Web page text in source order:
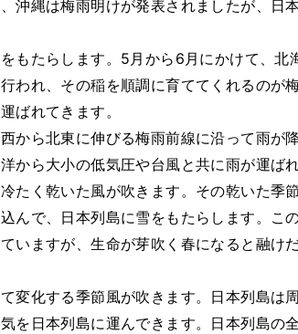
沖縄は梅雨明けが発表されましたが、日
もたらします。5月から6月にかけて、
われ、その稲を順調に育ててくれるのが梅
ばれてきます。
から北東に伸びる梅雨前線に沿って雨が降
から大小の低気圧や台風と共に雨が運ばれ
たく乾いた風が吹きます。その乾いた季
んで、日本列島に雪をもたらします。こ
いますが、生命が芽吹く春になると融け
変化する季節風が吹きます。日本列島は
を日本列島に運んできます。日本列島の